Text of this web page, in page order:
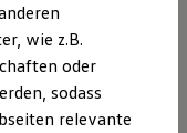
wie z.B.
oder
sodass
relevante